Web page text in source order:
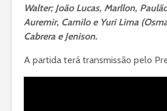
Walter; João Lucas, Marllon,
Auremir, Camilo e Yuri Lima
Cabrera e Jenison.
A partida terá transmissão pelo